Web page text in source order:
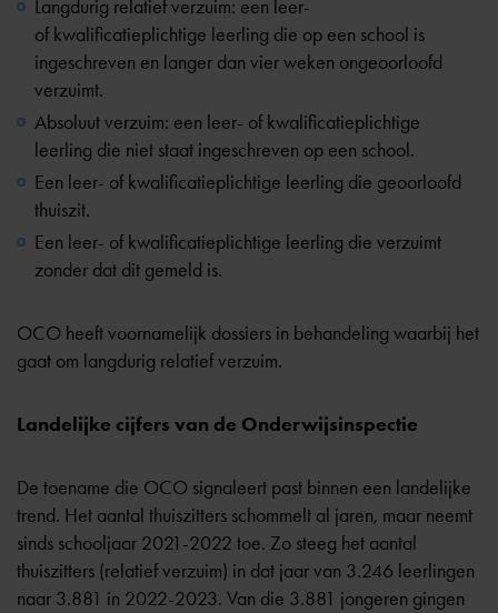
Langdurig relatief verzuim: een leer-
ofkwalificatieplichtige leerling die op een school is
ingeschreven en langer dan vier weken ongeoorloofd
verzuimt.
Absoluut verzuim: een leer- of kwalificatieplichtige
leerling die niet staat ingeschreven op een school.
Een leer- of kwalificatieplichtige leerling die geoorloofd
thuiszit.
Een leer- of kwalificatieplichtige leerling die verzuimt
zonder dat dit gemeld is.
OCO heeft voornamelijk dossiers in behandeling waarbij het
gaat om langdurig relatief verzuim.
Landelijke cijfers van de Onderwijsinspectie
De toename die OCO signaleert past binnen een landelijke
trend. Het aantal thuiszitters schommelt al jaren, maar neemt
sinds schooljaar 2021-2022 toe. Zo steeg het aantal
thuiszitters (relatief verzuim) in dat jaar van 3.246 leerlingen
naar 3.881 in 2022-2023. Van die 3.881 jongeren gingen